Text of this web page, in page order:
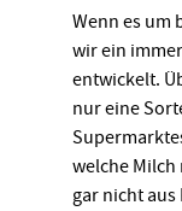
Wenn es um
wir ein
entwickelt.
nur eine
welche
gar nicht